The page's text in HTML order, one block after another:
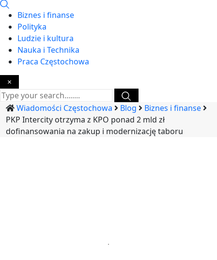
Biznes i finanse
Polityka
Ludzie i kultura
Nauka i Technika
Praca Częstochowa
×
Wiadomości Częstochowa Blog
Biznes i finanse
PKP Intercity otrzyma z KPO ponad 2 mld zł
dofinansowania na zakup i modernizację taboru